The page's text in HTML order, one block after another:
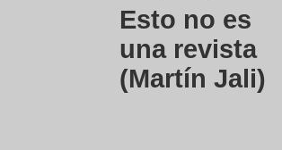
Esto no es
una revista
(Martín Jali)